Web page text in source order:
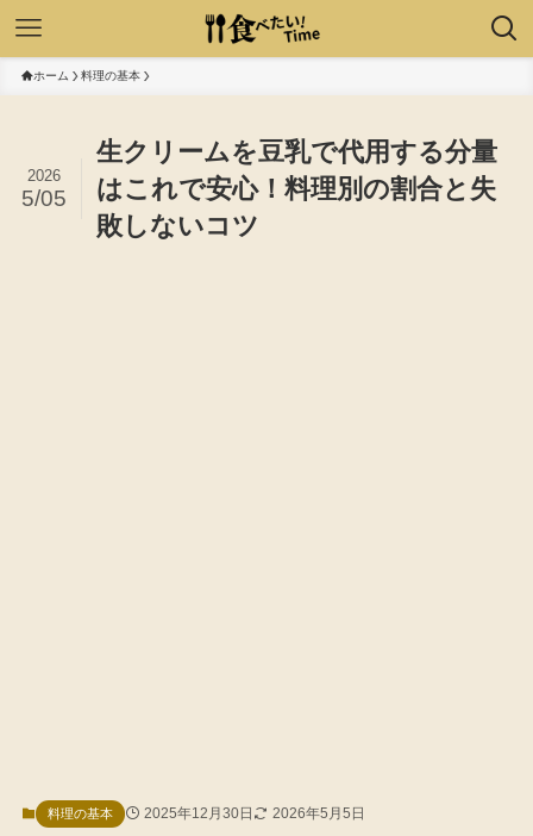
ホーム 料理の基本
生クリームを豆乳で代用する分量
はこれで安心！料理別の割合と失
敗しないコツ
2026
5/05
料理の基本 2025年12月30日 2026年5月5日